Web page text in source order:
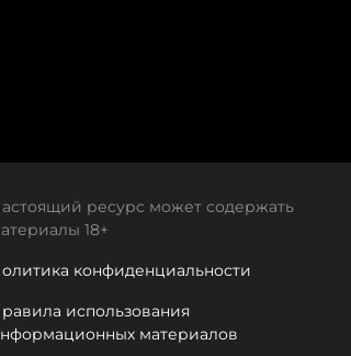
ресурс может содержать
18+
конфиденциальности
использования
материалов